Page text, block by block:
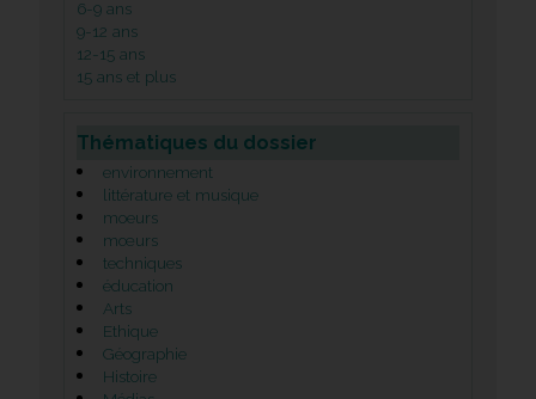
6-9 ans
9-12 ans
12-15 ans
15 ans et plus
Thématiques du dossier
environnement
littérature et musique
moeurs
mœurs
techniques
éducation
Arts
Ethique
Géographie
Histoire